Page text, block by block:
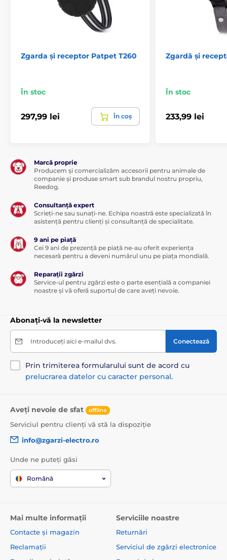
Zgarda și receptor Patpet T260
În stoc
297,99 lei În coș
Zgardă și
În stoc
233,99 lei
Marcă proprie
Producem și comercializăm accesorii pentru animale de
companie și produse smart sub brandul nostru propriu,
Reedog.
Consultanță expert
Scrieți-ne sau sunați-ne. Echipa noastră este specializată în
asistență pentru clienți și consultanță de specialitate.
9 ani pe piață
Cei 9 ani de prezență pe piață ne-au oferit experiența
necesară pentru a deveni numărul unu pe piața mondială.
Reparații zgărzi
Service-ul pentru zgărzi este o parte esențială a companiei
noastre și vă oferă suportul de care aveți nevoie.
Abonați-vă la newsletter
Introduceți aici e-mailul dvs. Conectează
Prin trimiterea formularului sunt de acord cu
prelucrarea datelor cu caracter personal.
Aveți nevoie de sfat offline
Serviciul pentru clienți vă stă la dispoziție
info@zgarzi-electro.ro
Unde ne puteți găsi
Română
Mai multe informații
Contacte și magazin
Reclamații
Serviciile noastre
Returnări
Serviciul de zgărzi electronice